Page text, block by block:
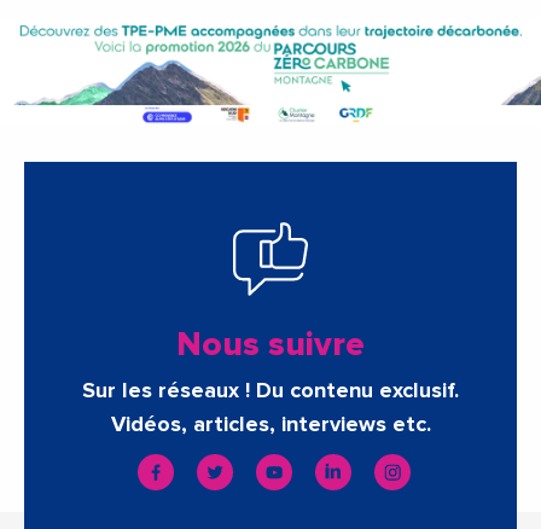
Nous suivre
Sur les réseaux ! Du contenu exclusif.
Vidéos, articles, interviews etc.